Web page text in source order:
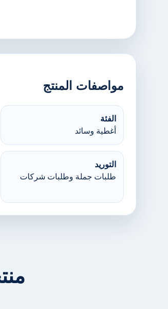
مواصفات المنتج
الفئة
أغطية وسائد
التوريد
طلبات جملة وطلبات شركات